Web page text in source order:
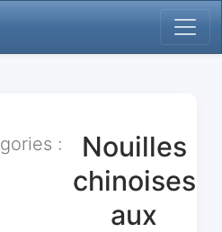
:
Nouilles
chinoises
aux